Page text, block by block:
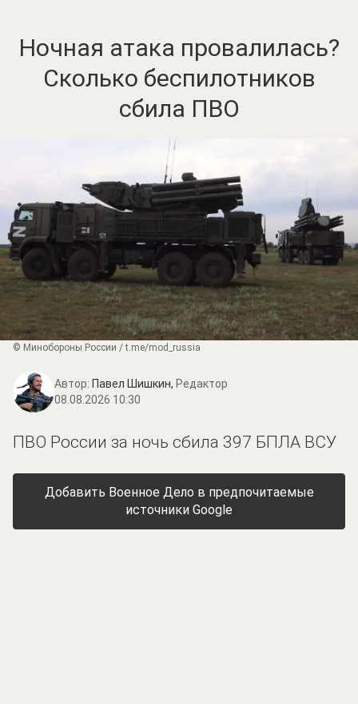
Ночная атака провалилась?
Сколько беспилотников
сбила ПВО
© Минобороны России / t.me/mod_russia
Автор: Павел Шишкин, Редактор
08.08.2026 10:30
ПВО России за ночь сбила 397 БПЛА ВСУ
Добавить Военное Дело в предпочитаемые
источники Google